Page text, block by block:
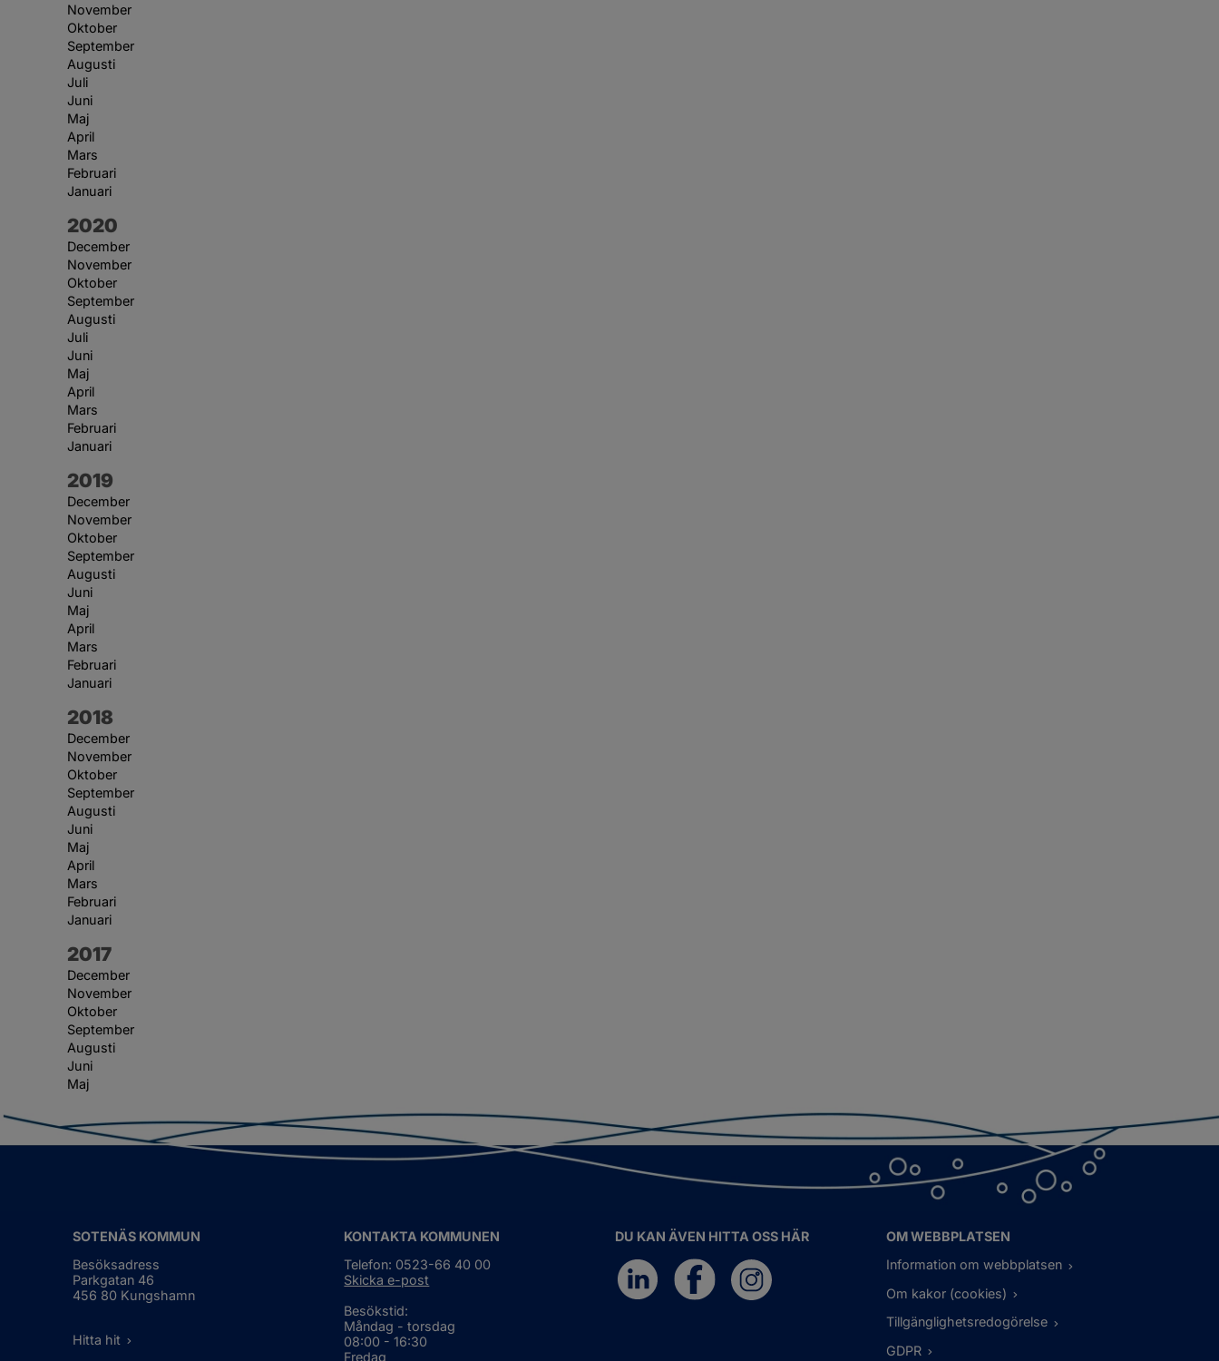
November
Oktober
September
Augusti
Juli
Juni
Maj
April
Mars
Februari
Januari
År:
2020
December
November
Oktober
September
Augusti
Juli
Juni
Maj
April
Mars
Februari
Januari
År:
2019
December
November
Oktober
September
Augusti
Juni
Maj
April
Mars
Februari
Januari
År:
2018
December
November
Oktober
September
Augusti
Juni
Maj
April
Mars
Februari
Januari
År:
2017
December
November
Oktober
September
Augusti
Juni
Maj
SOTENÄS KOMMUN
Besöksadress
Parkgatan 46
456 80 Kungshamn
Hitta hit
KONTAKTA KOMMUNEN
Telefon: 0523-66 40 00
Skicka e-post
Besökstid:
Måndag - torsdag
08:00 - 16:30
Fredag
DU KAN ÄVEN HITTA OSS HÄR
OM WEBBPLATSEN
Information om webbplatsen
Om kakor (cookies)
Tillgänglighetsredogörelse
GDPR